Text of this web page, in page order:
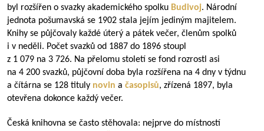
byl rozšířen o svazky akademického spolku Budivoj. Národní
jednota pošumavská se 1902 stala jejím jediným majitelem.
Knihy se půjčovaly každé úterý a pátek večer, členům spolků
i v neděli. Počet svazků od 1887 do 1896 stoupl
z 1 079 na 3 726. Na přelomu století se fond rozrostl asi
na 4 200 svazků, půjčovní doba byla rozšířena na 4 dny v týdnu
a čítárna se 128 tituly novin a časopisů, zřízená 1897, byla
otevřena dokonce každý večer.
Česká knihovna se často stěhovala: nejprve do místností